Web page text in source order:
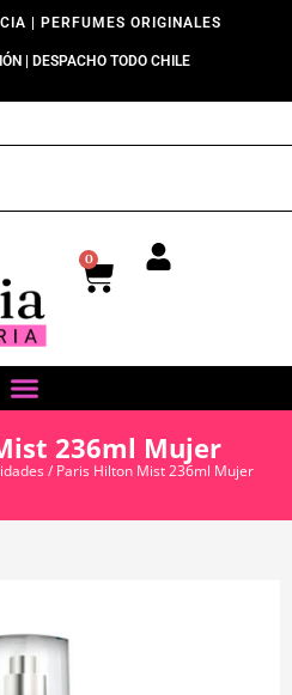
| PERFUMES ORIGINALES
| DESPACHO TODO CHILE
0
236ml Mujer
/ Paris Hilton Mist 236ml Mujer